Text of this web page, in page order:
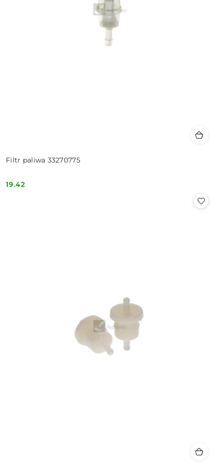
Filtr paliwa 33270775
Cena:
19.42